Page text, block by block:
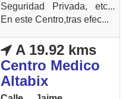
Seguridad Privada, etc...
En este Centro,tras efec...
A 19.92 kms
Centro Medico
Altabix